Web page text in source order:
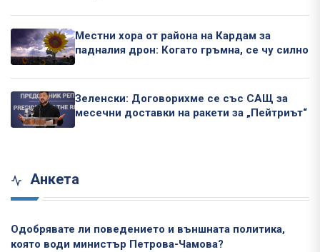
Местни хора от района на Кардам за
падналия дрон: Когато гръмна, се чу силно
Зеленски: Договорихме се със САЩ за
месечни доставки на ракети за „Пейтриът“
Анкета
Одобрявате ли поведението и външната политика,
която води министър Петрова-Чамова?